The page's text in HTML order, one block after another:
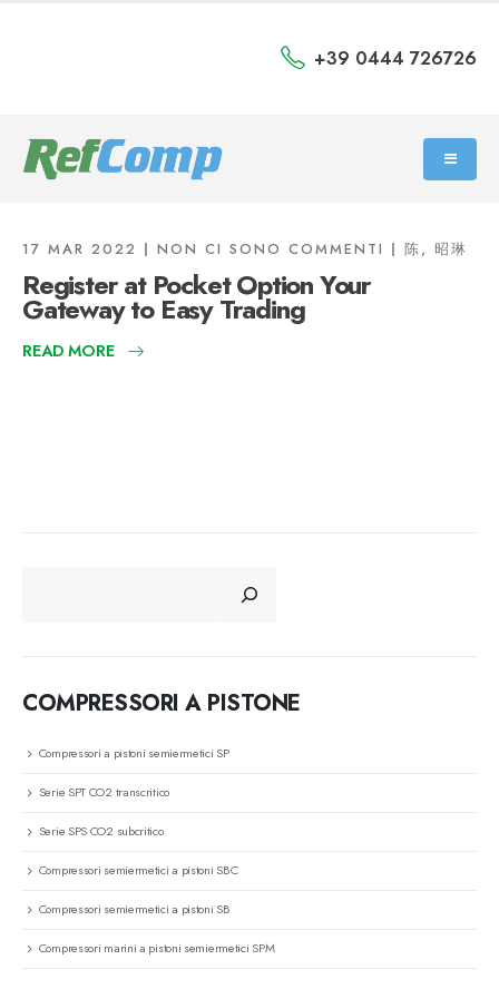
+39 0444 726726
17 MAR 2022 NON CI SONO COMMENTI 陈, 昭琳
Register at Pocket Option Your
Gateway to Easy Trading
READ MORE
COMPRESSORI A PISTONE
Compressori a pistoni semiermetici SP
Serie SPT CO2 transcritico
Serie SPS CO2 subcritico
Compressori semiermetici a pistoni SBC
Compressori semiermetici a pistoni SB
Compressori marini a pistoni semiermetici SPM